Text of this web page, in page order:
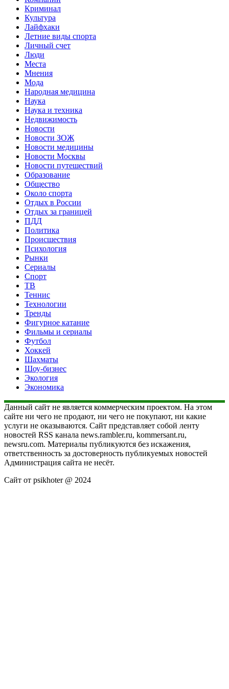
Криминал
Культура
Лайфхаки
Летние виды спорта
Личный счет
Люди
Места
Мнения
Мода
Народная медицина
Наука
Наука и техника
Недвижимость
Новости
Новости ЗОЖ
Новости медицины
Новости Москвы
Новости путешествий
Образование
Общество
Около спорта
Отдых в России
Отдых за границей
ПДД
Политика
Происшествия
Психология
Рынки
Сериалы
Спорт
ТВ
Теннис
Технологии
Тренды
Фигурное катание
Фильмы и сериалы
Футбол
Хоккей
Шахматы
Шоу-бизнес
Экология
Экономика
Данный сайт не является коммерческим проектом. На этом
сайте ни чего не продают, ни чего не покупают, ни какие
услуги не оказываются. Сайт представляет собой ленту
новостей RSS канала news.rambler.ru, kommersant.ru,
newsru.com. Материалы публикуются без искажения,
ответственность за достоверность публикуемых новостей
Администрация сайта не несёт.
Сайт от psikhoter @ 2024